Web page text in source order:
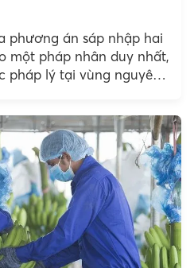
phương án sáp nhập hai
một pháp nhân duy nhất,
pháp lý tại vùng nguyên